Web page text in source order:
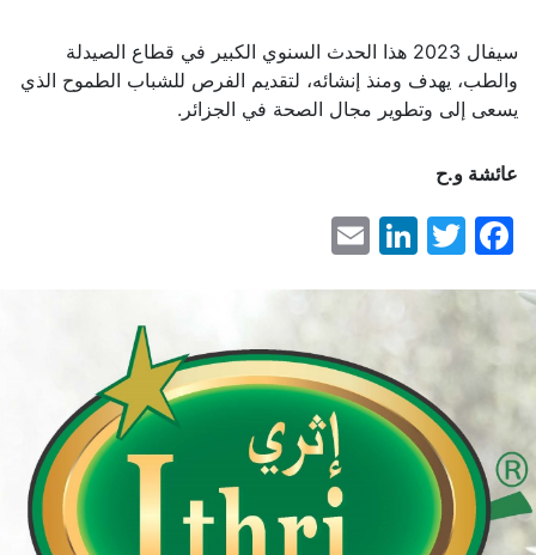
سيفال 2023 هذا الحدث السنوي الكبير في قطاع الصيدلة
والطب، يهدف ومنذ إنشائه، لتقديم الفرص للشباب الطموح الذي
يسعى إلى وتطوير مجال الصحة في الجزائر.
عائشة و.ح
Facebook
Twitter
LinkedIn